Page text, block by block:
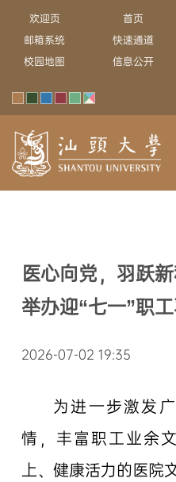
欢迎页 首页
邮箱系统
快速通道
校园地图
信息公开
医心向党，羽跃
举办迎“七一”职
2026-07-02 19:35
为进一步激发
情，丰富职工业余
上、健康活力的医院